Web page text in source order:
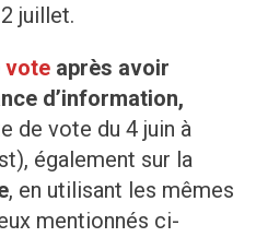
juillet.
vote après avoir
d’information,
de vote du 4 juin à
également sur la
, en utilisant les mêmes
mentionnés ci-